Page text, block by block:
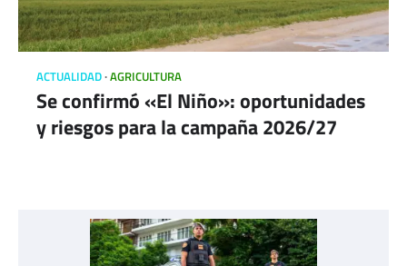
ACTUALIDAD AGRICULTURA
Se confirmó «El Niño»: oportunidades
y riesgos para la campaña 2026/27